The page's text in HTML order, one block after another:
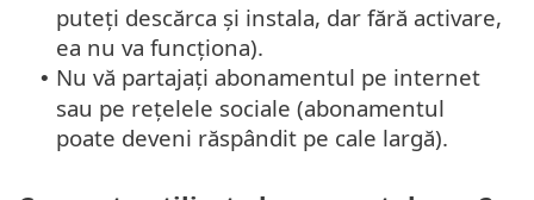
puteți descărca și instala, dar fără activare,
ea nu va funcționa).
• Nu vă partajați abonamentul pe internet
sau pe rețelele sociale (abonamentul
poate deveni răspândit pe cale largă).